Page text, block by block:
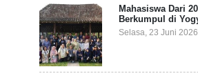
Mahasiswa Dari
Berkumpul di
Mitigasi Ancaman
Global
Selasa, 23 Juni